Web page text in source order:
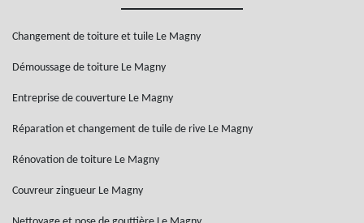
Changement de toiture et tuile Le Magny
Démoussage de toiture Le Magny
Entreprise de couverture Le Magny
Réparation et changement de tuile de rive Le Magny
Rénovation de toiture Le Magny
Couvreur zingueur Le Magny